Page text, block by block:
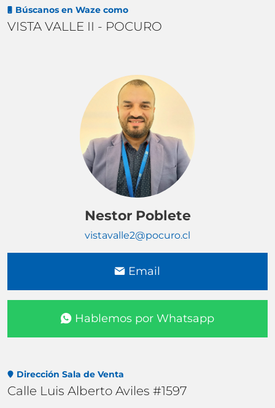
Búscanos en Waze como
VISTA VALLE II - POCURO
Dirección Sala de Venta
Calle Luis Alberto Aviles #1597
Nestor Poblete
vistavalle2@pocuro.cl
Email
Hablemos por Whatsapp